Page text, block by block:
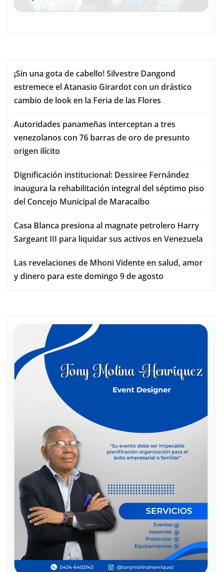
¡Sin una gota de cabello! Silvestre Dangond
estremece el Atanasio Girardot con un drástico
cambio de look en la Feria de las Flores
Autoridades panameñas interceptan a tres
venezolanos con 76 barras de oro de presunto
origen ilícito
Dignificación institucional: Dessiree Fernández
inaugura la rehabilitación integral del séptimo piso
del Concejo Municipal de Maracaibo
Casa Blanca presiona al magnate petrolero Harry
Sargeant III para liquidar sus activos en Venezuela
Las revelaciones de Mhoni Vidente en salud, amor
y dinero para este domingo 9 de agosto